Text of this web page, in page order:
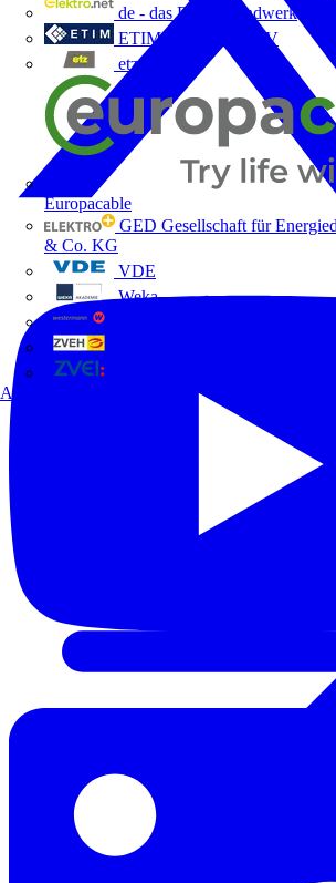
de - das Elektrohandwerk
ETIM Deutschland eV
etz
Europacable
GED Gesellschaft für
& Co. KG
VDE
Weka
Alle Partner